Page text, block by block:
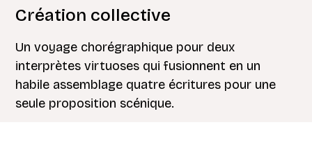
Création collective
Un voyage chorégraphique pour deux
interprètes virtuoses qui fusionnent en un
habile assemblage quatre écritures pour une
seule proposition scénique.